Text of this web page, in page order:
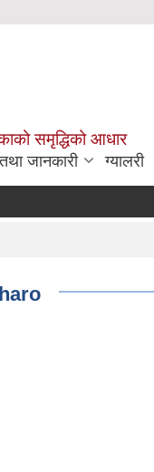
समृद्धिको आधार
जानकारी ग्यालरी